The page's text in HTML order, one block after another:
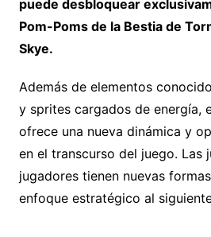
puede desbloquear
Pom-Poms de la Bestia de
Skye.
Además de elementos
y sprites cargados de energía,
ofrece una nueva dinámica y
en el transcurso del juego. Las
jugadores tienen nuevas
enfoque estratégico al